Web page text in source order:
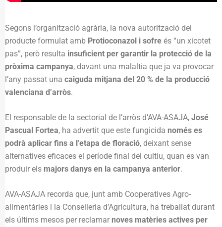
Segons l’organització agrària, la nova autorització del
producte formulat amb Protioconazol i sofre és “un xicotet
pas”, però resulta insuficient per garantir la protecció de la
pròxima campanya, davant una malaltia que ja va provocar
l’any passat una caiguda mitjana del 20 % de la producció
valenciana d’arròs.
El responsable de la sectorial de l’arròs d’AVA-ASAJA, José
Pascual Fortea, ha advertit que este fungicida només es
podrà aplicar fins a l’etapa de floració, deixant sense
alternatives eficaces el període final del cultiu, quan es van
produir els majors danys en la campanya anterior.
AVA-ASAJA recorda que, junt amb Cooperatives Agro-
alimentàries i la Conselleria d’Agricultura, ha treballat durant
els últims mesos per reclamar noves matèries actives per